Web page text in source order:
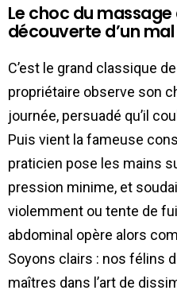
Le choc du
découverte d’un
C’est le grand classique
propriétaire observe son
journée, persuadé qu’il
Puis vient la fameuse
praticien pose les mains
pression minime, et
violemment ou tente de
abdominal opère alors
Soyons clairs : nos félins
maîtres dans l’art de